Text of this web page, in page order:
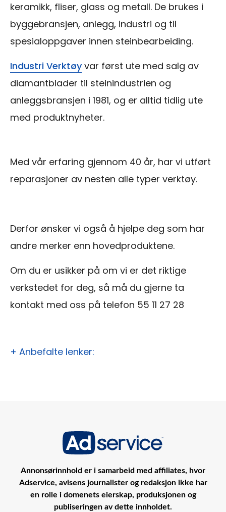
keramikk, fliser, glass og metall. De brukes i
byggebransjen, anlegg, industri og til
spesialoppgaver innen steinbearbeiding.
Industri Verktøy var først ute med salg av
diamantblader til steinindustrien og
anleggsbransjen i 1981, og er alltid tidlig ute
med produktnyheter.
Med vår erfaring gjennom 40 år, har vi utført
reparasjoner av nesten alle typer verktøy.
Derfor ønsker vi også å hjelpe deg som har
andre merker enn hovedproduktene.
Om du er usikker på om vi er det riktige
verkstedet for deg, så må du gjerne ta
kontakt med oss på telefon 55 11 27 28
+ Anbefalte lenker:
Annonsørinnhold er i samarbeid med affiliates, hvor
Adservice, avisens journalister og redaksjon ikke har
en rolle i domenets eierskap, produksjonen og
publiseringen av dette innholdet.